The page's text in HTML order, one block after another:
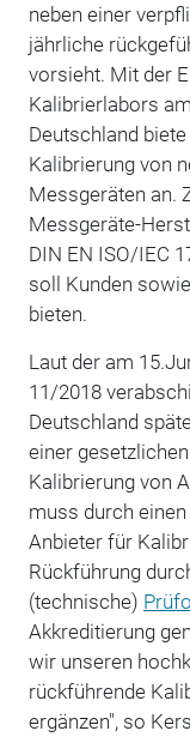
neben einer
jährliche
vorsieht. Mit der
Kalibrierlabors
Deutschland
Kalibrierung von
Messgeräten an.
Messgeräte-
DIN EN ISO/IEC
soll Kunden
bieten.
Laut der am
11/2018
Deutschland
einer
Kalibrierung von
muss durch
Anbieter für
Rückführung
(technische)
Akkreditierung
wir unseren
rückführende
ergänzen", so